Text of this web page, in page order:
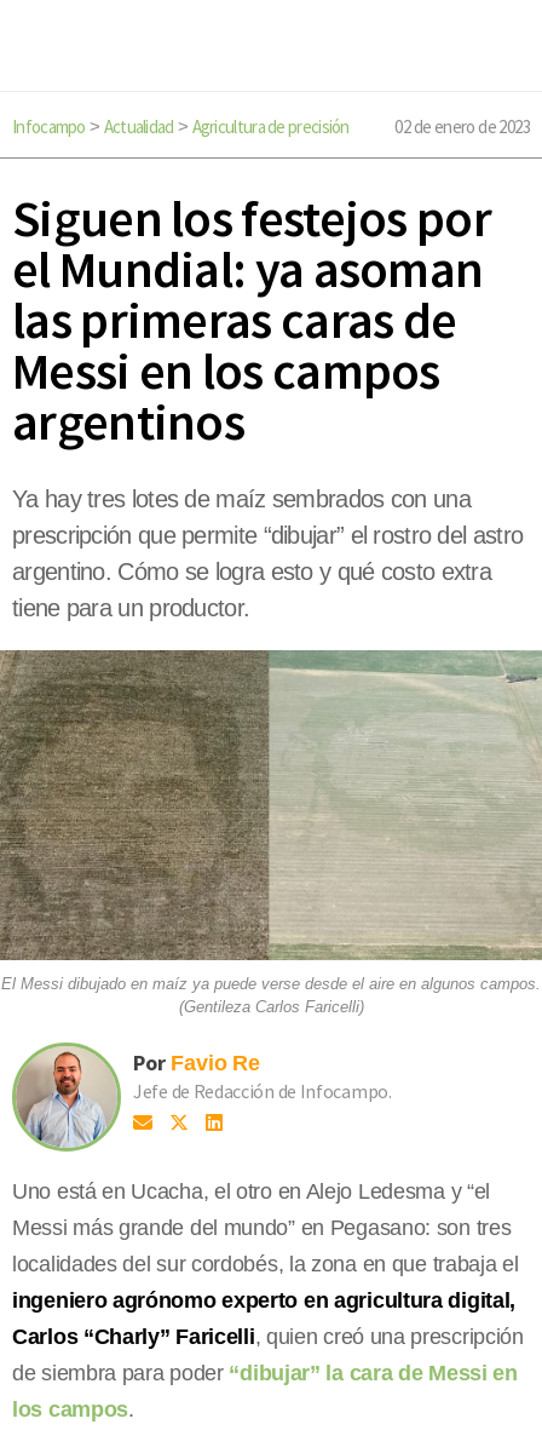
Infocampo > Actualidad > Agricultura de precisión 02 de enero de 2023
Siguen los festejos por
el Mundial: ya asoman
las primeras caras de
Messi en los campos
argentinos
Ya hay tres lotes de maíz sembrados con una
prescripción que permite “dibujar” el rostro del astro
argentino. Cómo se logra esto y qué costo extra
tiene para un productor.
El Messi dibujado en maíz ya puede verse desde el aire en algunos campos.
(Gentileza Carlos Faricelli)
Por Favio Re
Jefe de Redacción de Infocampo.
Uno está en Ucacha, el otro en Alejo Ledesma y “el
Messi más grande del mundo” en Pegasano: son tres
localidades del sur cordobés, la zona en que trabaja el
ingeniero agrónomo experto en agricultura digital,
Carlos “Charly” Faricelli, quien creó una prescripción
de siembra para poder “dibujar” la cara de Messi en
los campos.